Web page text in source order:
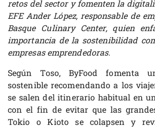
retos del sector y fomenten la
EFE Ander López, responsable de
Basque Culinary Center, quien
importancia de la sostenibilidad
empresas emprendedoras.
Según Toso, ByFood fomenta
sostenible recomendando a los
se salen del itinerario habitual en
con el fin de evitar que las
Tokio o Kioto se colapsen y